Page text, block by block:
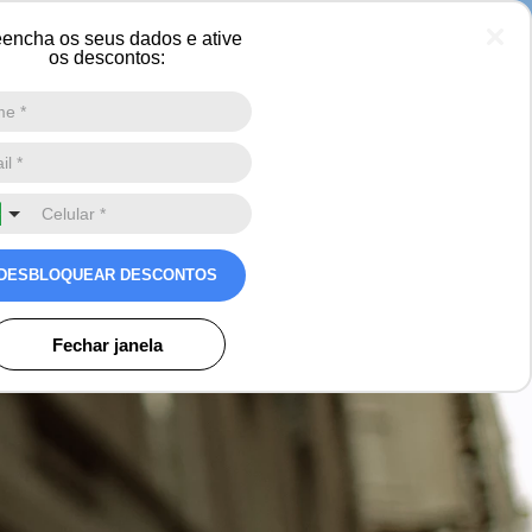
os seus dados e ative
os descontos:
DESBLOQUEAR DESCONTOS
Fechar janela